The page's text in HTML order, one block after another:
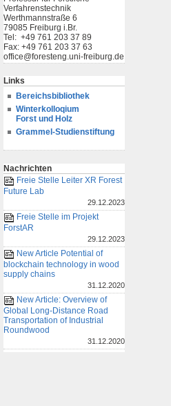
Verfahrenstechnik
Werthmannstraße 6
79085 Freiburg i.Br.
Tel: +49 761 203 37 89
Fax: +49 761 203 37 63
office@foresteng.uni-freiburg.de
Links
Bereichsbibliothek
Winterkolloqium
Forst und Holz
Grammel-Studienstiftung
Nachrichten
Freie Stelle Leiter XR Forest
Future Lab
29.12.2023
Freie Stelle im Projekt
ForstAR
29.12.2023
New Article Potential of
blockchain technology in wood
supply chains
31.12.2020
New Article: Overview of
Global Long-Distance Road
Transportation of Industrial
Roundwood
31.12.2020